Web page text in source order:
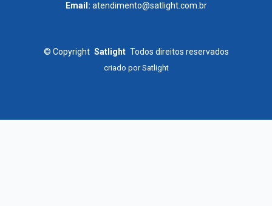
Email: atendimento@satlight.com.br
© Copyright Satlight Todos direitos reservados
criado porSatlight